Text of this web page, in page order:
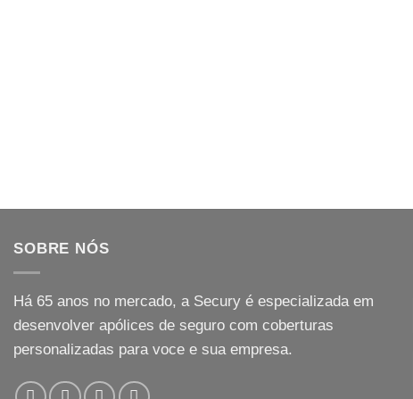
SOBRE NÓS
Há 65 anos no mercado, a Secury é especializada em
desenvolver apólices de seguro com coberturas
personalizadas para voce e sua empresa.